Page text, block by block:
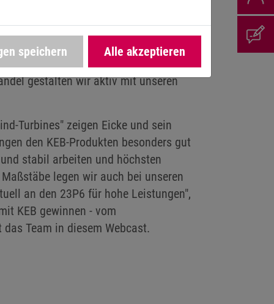
und Kohleenergien. Der Fokus liegt
"Bis 2025 wird Strom aus
sein. Er wird die über 50-jährige
gestalten wir aktiv mit unseren
Turbines" zeigen Eicke und sein
den KEB-Produkten besonders gut
stabil arbeiten und höchsten
legen wir auch bei unseren
an den 23P6 für hohe Leistungen",
KEB gewinnen - vom
Team in diesem Webcast.
speichern Alle akzeptieren